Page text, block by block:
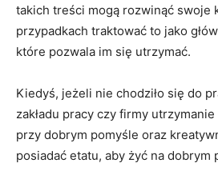
takich treści mogą rozwinąć swoje
przypadkach traktować to jako
które pozwala im się utrzymać.
Kiedyś, jeżeli nie chodziło się do
zakładu pracy czy firmy
przy dobrym pomyśle oraz
posiadać etatu, aby żyć na dobrym